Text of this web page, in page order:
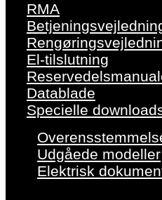
RMA
El-tilslutning
Datablade
Specielle
Udgåede modeller
Elektrisk